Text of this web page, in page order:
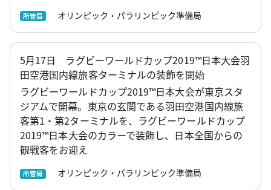
所管局 オリンピック・パラリンピック準備局
5月17日 ラグビーワールドカップ2019™日本大会羽
田空港国内線旅客ターミナルの装飾を開始
ラグビーワールドカップ2019™日本大会が東京スタ
ジアムで開幕。東京の玄関である羽田空港国内線旅
客第1・第2ターミナルを、ラグビーワールドカップ
2019™日本大会のカラーで装飾し、日本全国からの
観戦客をお迎え
所管局 オリンピック・パラリンピック準備局